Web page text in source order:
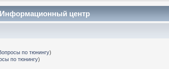
Информационный центр
по тюнингу)
по тюнингу)